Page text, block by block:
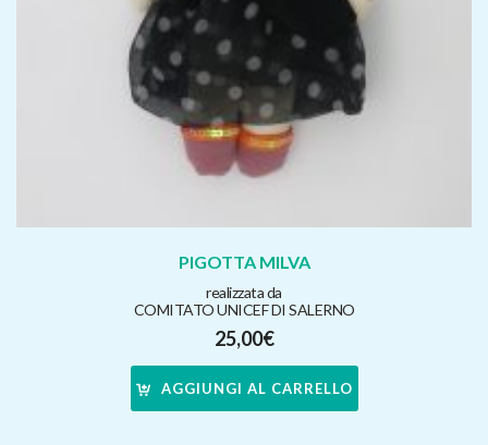
PIGOTTA MILVA
realizzata da
COMITATO UNICEF DI SALERNO
25,00€
AGGIUNGI AL CARRELLO